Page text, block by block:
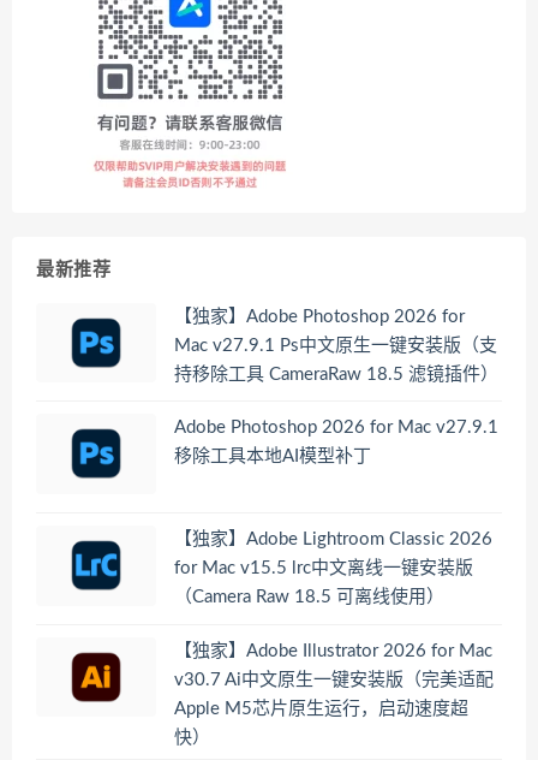
最新推荐
【独家】Adobe Photoshop 2026 for
Mac v27.9.1 Ps中文原生一键安装版（支
持移除工具 CameraRaw 18.5 滤镜插件）
Adobe Photoshop 2026 for Mac v27.9.1
移除工具本地AI模型补丁
【独家】Adobe Lightroom Classic 2026
for Mac v15.5 lrc中文离线一键安装版
（Camera Raw 18.5 可离线使用）
【独家】Adobe Illustrator 2026 for Mac
v30.7 Ai中文原生一键安装版（完美适配
Apple M5芯片原生运行，启动速度超
快）